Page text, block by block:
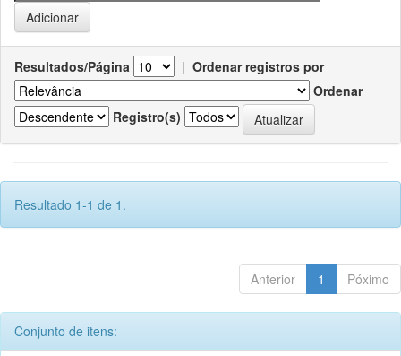
Resultados/Página | Ordenar registros por
Ordenar
Registro(s)
Resultado 1-1 de 1.
Anterior 1 Póximo
Conjunto de itens: